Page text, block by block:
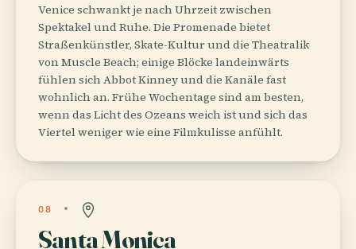
Venice schwankt je nach Uhrzeit zwischen
Spektakel und Ruhe. Die Promenade bietet
Straßenkünstler, Skate-Kultur und die Theatralik
von Muscle Beach; einige Blöcke landeinwärts
fühlen sich Abbot Kinney und die Kanäle fast
wohnlich an. Frühe Wochentage sind am besten,
wenn das Licht des Ozeans weich ist und sich das
Viertel weniger wie eine Filmkulisse anfühlt.
08
Santa Monica